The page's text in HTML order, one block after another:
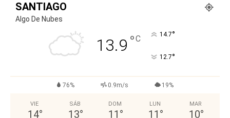
SANTIAGO
Algo De Nubes
13.9 °C 14.7°
12.7°
76% 0.9m/s 19%
VIE
14°
SÁB
13°
DOM
11 °
LUN
11 °
MAR
10°